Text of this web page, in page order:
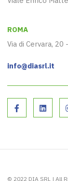
ROMA
Via di Cervara, 20
info@diasrl.it
© 2022 DIA SRL | All